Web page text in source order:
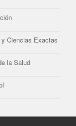
Ciencias Exactas
la Salud